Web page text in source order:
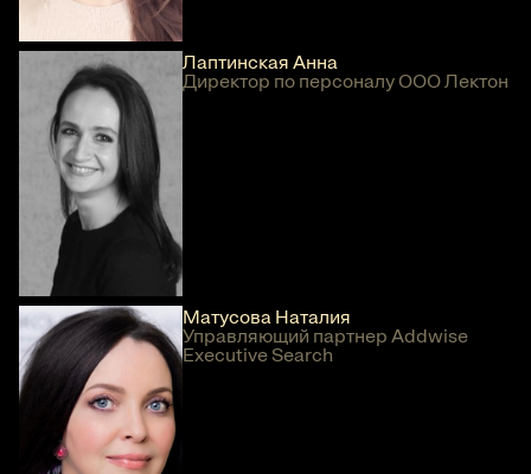
Лаптинская Анна
Директор по персоналу ООО Лектон
Матусова Наталия
Управляющий партнер Addwise
Executive Search